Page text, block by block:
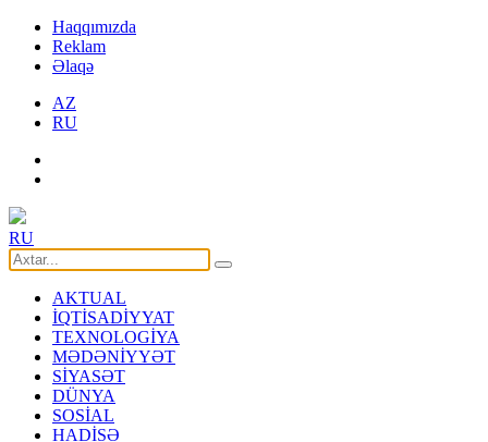
Haqqımızda
Reklam
Əlaqə
AZ
RU
RU
AKTUAL
İQTİSADİYYAT
TEXNOLOGİYA
MƏDƏNİYYƏT
SİYASƏT
DÜNYA
SOSİAL
HADİSƏ